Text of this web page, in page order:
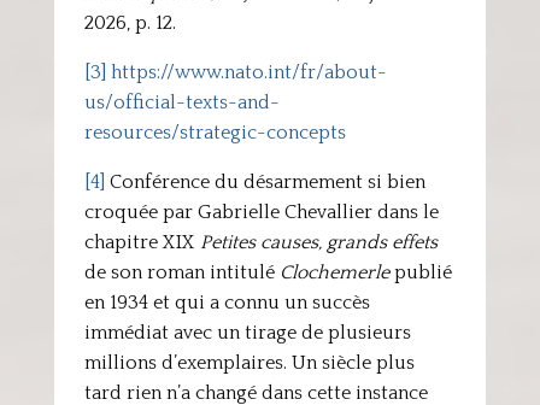
2026, p. 12.
[3] https://www.nato.int/fr/about-
us/official-texts-and-
resources/strategic-concepts
[4] Conférence du désarmement si bien
croquée par Gabrielle Chevallier dans le
chapitre XIX Petites causes, grands effets
de son roman intitulé Clochemerlepublié
en 1934 et qui a connu un succès
immédiat avec un tirage de plusieurs
millions d’exemplaires. Un siècle plus
tard rien n’a changé dans cette instance